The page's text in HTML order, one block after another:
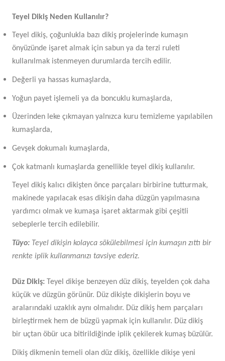
Teyel Dikiş Neden Kullanılır?
Teyel dikiş, çoğunlukla bazı dikiş projelerinde kumaşın
önyüzünde işaret almak için sabun ya da terzi ruleti
kullanılmak istenmeyen durumlarda tercih edilir.
Değerli ya hassas kumaşlarda,
Yoğun payet işlemeli ya da boncuklu kumaşlarda,
Üzerinden leke çıkmayan yalnızca kuru temizleme yapılabilen
kumaşlarda,
Gevşek dokumalı kumaşlarda,
Çok katmanlı kumaşlarda genellikle teyel dikiş kullanılır.
Teyel dikiş kalıcı dikişten önce parçaları birbirine tutturmak,
makinede yapılacak esas dikişin daha düzgün yapılmasına
yardımcı olmak ve kumaşa işaret aktarmak gibi çeşitli
sebeplerle tercih edilebilir.
Tüyo: Teyel dikişin kolayca sökülebilmesi için kumaşın zıttı bir
renkte iplik kullanmanızı tavsiye ederiz.
Düz Dikiş:
Teyel dikişe benzeyen düz dikiş, teyelden çok daha
küçük ve düzgün görünür. Düz dikişte dikişlerin boyu ve
aralarındaki uzaklık aynı olmalıdır. Düz dikiş hem parçaları
birleştirmek hem de büzgü yapmak için kullanılır. Düz dikiş
bir uçtan öbür uca bitirildiğinde iplik çekilerek kumaş büzülür.
Dikiş dikmenin temeli olan düz dikiş, özellikle dikişe yeni